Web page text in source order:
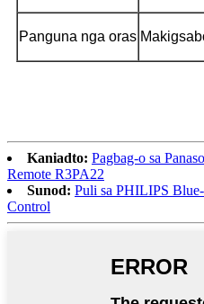
Panguna nga oras
Kaniadto: Pagbag-o sa
Remote R3PA22
Sunod: Puli sa PHILIPS
Control